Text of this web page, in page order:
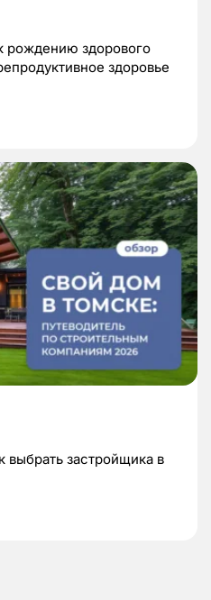
рождению здорового
здоровье
застройщика в